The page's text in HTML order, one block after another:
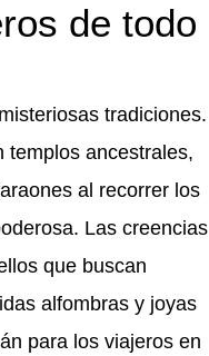
de todo
tradiciones.
templos ancestrales,
al recorrer los
Las creencias
que buscan
alfombras y joyas
para los viajeros en